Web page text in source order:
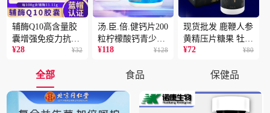
辅酶Q10高含量胶
囊增强免疫力抗氧
化蓝帽保健食品批
¥28 ¥32
汤.臣.倍.健钙片200
粒柠檬酸钙青少年
成人补钙骨骼健康
¥118 ¥128
现货批发 鹿鞭人参
黄精压片糖果 牡蛎
片 男性片剂人参黄
¥72 ¥80
全部 食品 保健品